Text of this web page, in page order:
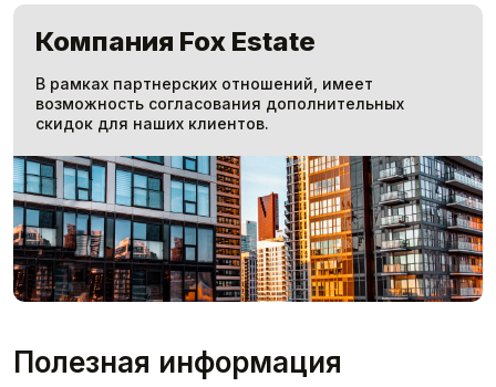
Компания Fox Estate
В рамках партнерских отношений, имеет
возможность согласования дополнительных
скидок для наших клиентов.
Полезная информация